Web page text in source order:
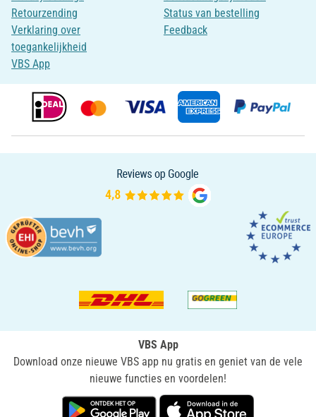
Retourzending
Verklaring over
toegankelijkheid
VBS App
Status van bestelling
Feedback
VBS App
Download onze nieuwe VBS app nu gratis en geniet van de vele
nieuwe functies en voordelen!